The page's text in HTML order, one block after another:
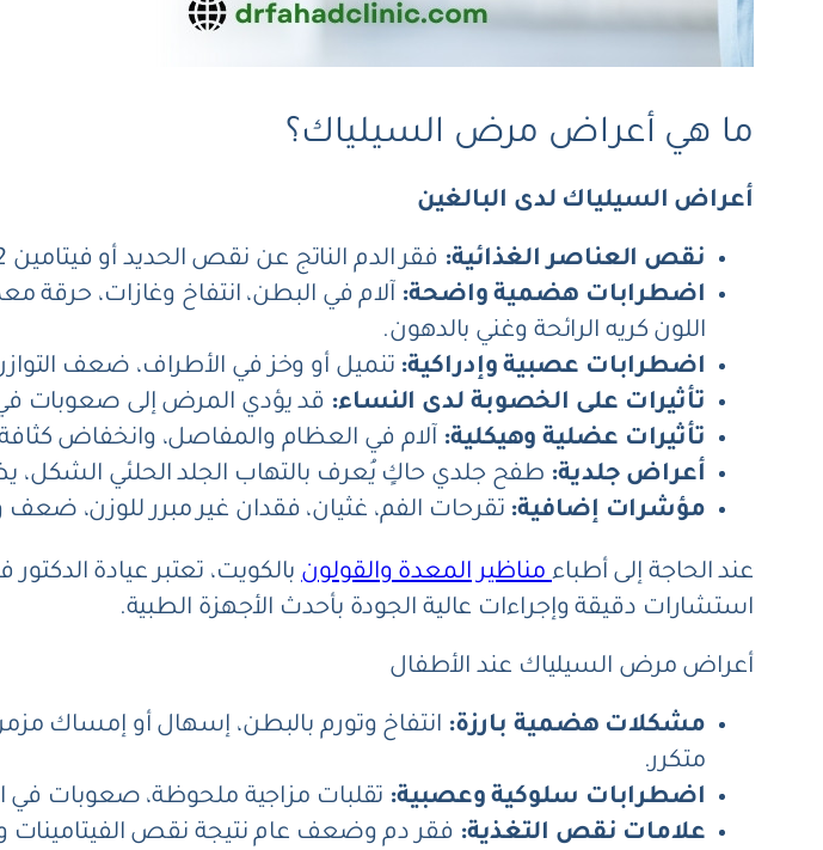
ما هي أعراض مرض السيلياك؟
أعراض السيلياك لدى البالغين
نقص العناصر الغذائية: فقر الدم الناتج عن نقص الحديد أو فيتامين B12، وما يصاحبه من إرهاق وضعف عام.
اضطرابات هضمية واضحة: آلام في البطن، انتفاخ وغازات، حرقة
اللون كريه الرائحة وغني بالدهون.
اضطرابات عصبية وإدراكية: تنميل أو وخز في الأطراف، ضعف
تأثيرات على الخصوبة لدى النساء: قد يؤدي المرض إلى صعوبات
تأثيرات عضلية وهيكلية: آلام في العظام والمفاصل، وانخفاض
أعراض جلدية: طفح جلدي حاكٍ يُعرف بالتهاب الجلد الحلئي الشكل،
مؤشرات إضافية: تقرحات الفم، غثيان، فقدان غير مبرر للوزن،
عند الحاجة إلى أطباءمناظير المعدة والقولونبالكويت، تعتبر عيادة
استشارات دقيقة وإجراءات عالية الجودة بأحدث الأجهزة الطبية.
أعراض مرض السيلياك عند الأطفال
مشكلات هضمية بارزة: انتفاخ وتورم بالبطن، إسهال أو إمساك
متكرر.
اضطرابات سلوكية وعصبية: تقلبات مزاجية ملحوظة، صعوبات في
علامات نقص التغذية: فقر دم وضعف عام نتيجة نقص الفيتامينات